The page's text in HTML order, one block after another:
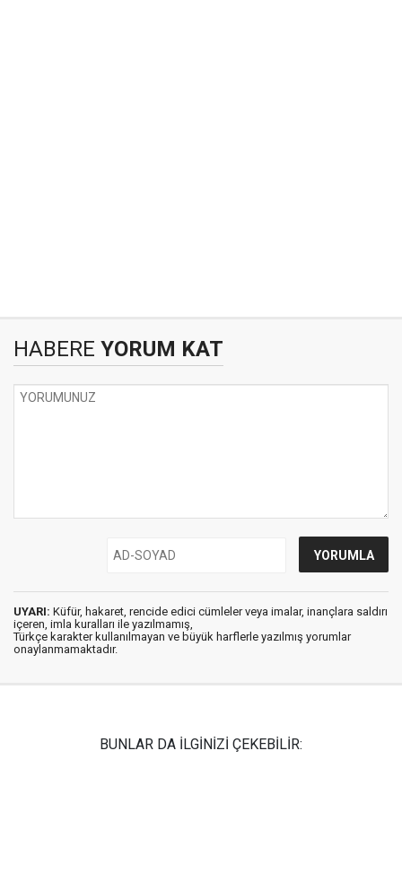
HABERE YORUM KAT
UYARI: Küfür, hakaret, rencide edici cümleler veya imalar, inançlara saldırı
içeren, imla kuralları ile yazılmamış,
Türkçe karakter kullanılmayan ve büyük harflerle yazılmış yorumlar
onaylanmamaktadır.
BUNLAR DA İLGİNİZİ ÇEKEBİLİR: